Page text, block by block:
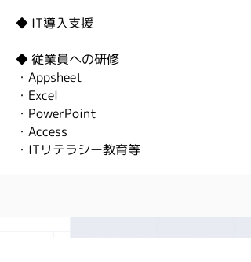
◆ IT導入支援
◆ 従業員への研修
・Appsheet
・Excel
・PowerPoint
・Access
・ITリテラシー教育等
パソコン業務をもっと楽に